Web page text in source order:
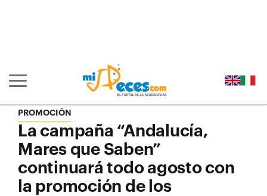
Mostrar/ocultar navegación principal
PROMOCIÓN
La campaña “Andalucía,
Mares que Saben”
continuará todo agosto con
la promoción de los